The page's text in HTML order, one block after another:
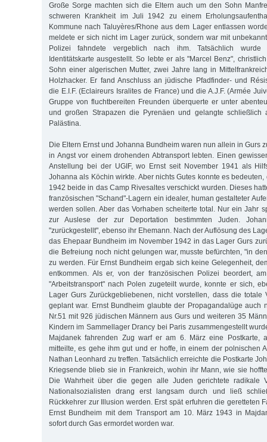
Große Sorge machten sich die Eltern auch um den Sohn
schweren Krankheit im Juli 1942 zu einem
Kommune nach Taluyères/Rhone aus dem Lager entlassen
meldete er sich nicht im Lager zurück, sondern war mit
Polizei fahndete vergeblich nach ihm. Tatsächlich
Identitätskarte ausgestellt. So lebte er als "Marcel Benz",
Sohn einer algerischen Mutter, zwei Jahre lang in
Holzhacker. Er fand Anschluss an jüdische Pfadfinder- und
die E.I.F. (Eclaireurs Isralites de France) und die A.J.F. (Armée
Gruppe von fluchtbereiten Freunden überquerte er unter
und großen Strapazen die Pyrenäen und gelangte schließlich
Palästina.
Die Eltern Ernst und Johanna Bundheim waren nun allein in Gurs
in Angst vor einem drohenden Abtransport lebten. Einen
Anstellung bei der UGIF, wo Ernst seit November 1941 als
Johanna als Köchin wirkte. Aber nichts Gutes konnte es
1942 beide in das Camp Rivesaltes verschickt wurden. Dieses
französischen "Schand"-Lagern ein idealer, human gestalteter
werden sollen. Aber das Vorhaben scheiterte total. Nur ein Jahr
zur Auslese der zur Deportation bestimmten Juden.
"zurückgestellt", ebenso ihr Ehemann. Nach der Auflösung des
das Ehepaar Bundheim im November 1942 in das Lager Gurs
die Befreiung noch nicht gelungen war, musste befürchten, "in
zu werden. Für Ernst Bundheim ergab sich keine Gelegenheit,
entkommen. Als er, von der französischen Polizei beordert,
"Arbeitstransport" nach Polen zugeteilt wurde, konnte er sich,
Lager Gurs Zurückgebliebenen, nicht vorstellen, dass die totale
geplant war. Ernst Bundheim glaubte der Propagandalüge auch
Nr.51 mit 926 jüdischen Männern aus Gurs und weiteren 35
Kindern im Sammellager Drancy bei Paris zusammengestellt
Majdanek fahrenden Zug warf er am 6. März eine Postkarte,
mitteilte, es gehe ihm gut und er hoffe, in einem der polnischen
Nathan Leonhard zu treffen. Tatsächlich erreichte die Postkarte
Kriegsende blieb sie in Frankreich, wohin ihr Mann, wie sie
Die Wahrheit über die gegen alle Juden gerichtete radikale
Nationalsozialisten drang erst langsam durch und ließ
Rückkehrer zur Illusion werden. Erst spät erfuhren die geretteten
Ernst Bundheim mit dem Transport am 10. März 1943 in
sofort durch Gas ermordet worden war.